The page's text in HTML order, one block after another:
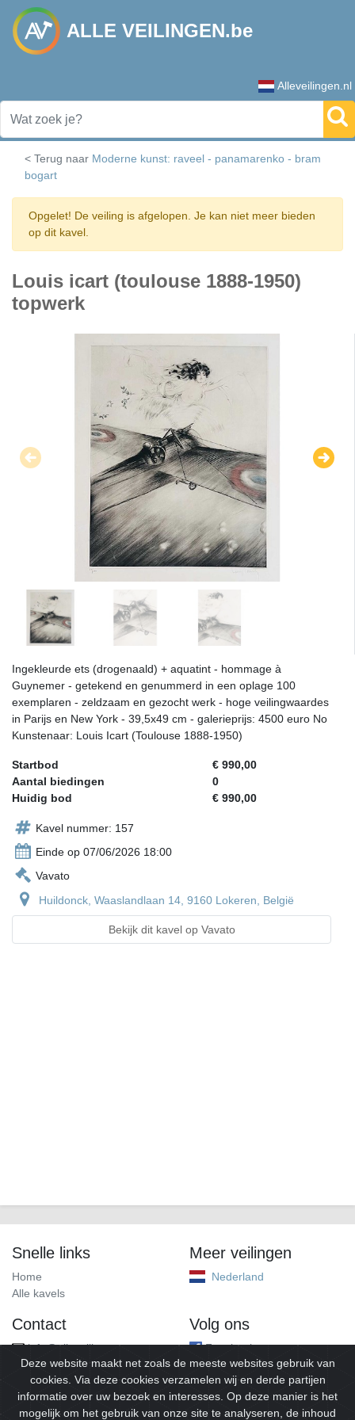
ALLE VEILINGEN.be
Alleveilingen.nl
< Terug naar Moderne kunst: raveel - panamarenko - bram
bogart
Opgelet! De veiling is afgelopen. Je kan niet meer bieden
op dit kavel.
Louis icart (toulouse 1888-1950)
topwerk
Ingekleurde ets (drogenaald) + aquatint - hommage à
Guynemer - getekend en genummerd in een oplage 100
exemplaren - zeldzaam en gezocht werk - hoge veilingwaardes
in Parijs en New York - 39,5x49 cm - galerieprijs: 4500 euro No
Kunstenaar: Louis Icart (Toulouse 1888-1950)
Startbod
€ 990,00
Aantal biedingen
0
Huidig bod
€ 990,00
Kavel nummer: 157
Einde op 07/06/2026 18:00
Vavato
Huildonck, Waaslandlaan 14, 9160 Lokeren, België
Bekijk dit kavel op Vavato
Snelle links
Home
Alle kavels
Meer veilingen
Nederland
Contact
info@alleveilingen.net
Volg ons
Facebook
Deze website maakt net zoals de meeste websites gebruik van
cookies. Via deze cookies verzamelen wij en derde partijen
informatie over uw bezoek en interesses. Op deze manier is het
mogelijk om het gebruik van onze site te analyseren, de inhoud